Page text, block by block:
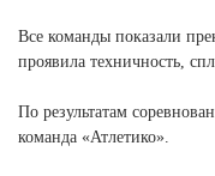
Все команды показали
проявила техничность,
По результатам
команда «Атлетико».